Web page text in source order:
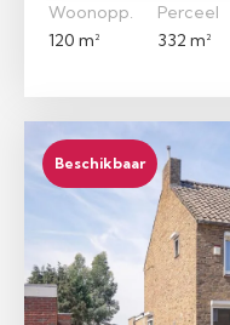
Woonopp.
120 m²
Perceel
332 m²
Beschikbaar